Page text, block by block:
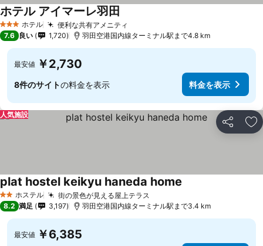
3 ホテルのランク
ホテル 便利な共有アメニティ
ホテル アイマーレ羽田
7.6 良い 1,720 羽田空港国内線ターミナル駅まで4.8 km
最安値 ￥2,730
8件のサイトの料金を表示 料金を表示
シェア お
人気施設
2 ホテルのランク
ホステル 街の景色が見える屋上テラス
plat hostel keikyu haneda home
8.2 満足 3,197 羽田空港国内線ターミナル駅まで3.4 km
最安値 ￥6,385